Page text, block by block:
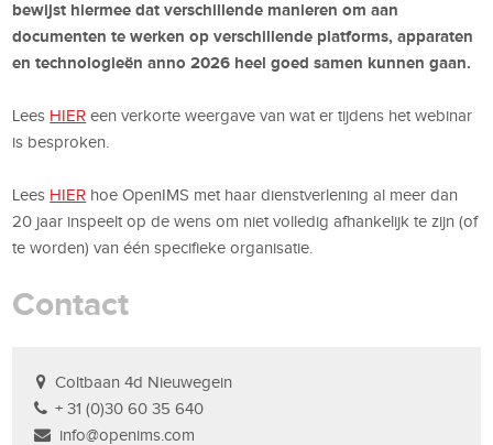
bewijst hiermee dat verschillende manieren om aan
documenten te werken op verschillende platforms, apparaten
en technologieën anno 2026 heel goed samen kunnen gaan.
Lees HIER een verkorte weergave van wat er tijdens het webinar
is besproken.
Lees HIER hoe OpenIMS met haar dienstverlening al meer dan
20 jaar inspeelt op de wens om niet volledig afhankelijk te zijn (of
te worden) van één specifieke organisatie.
Contact
Coltbaan 4d Nieuwegein
+ 31 (0)30 60 35 640
info@openims.com